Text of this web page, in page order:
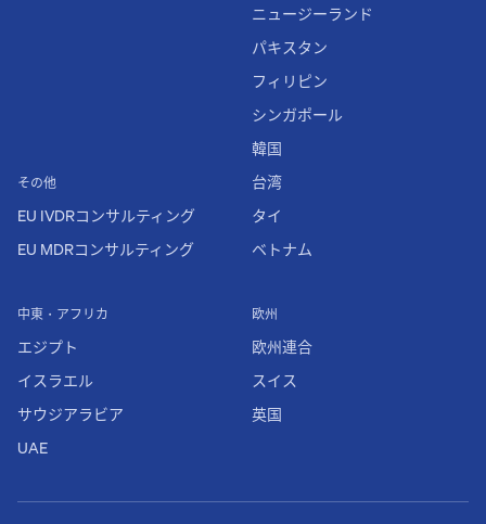
その他
EU IVDRコンサルティング
EU MDRコンサルティング
欧州
欧州連合
スイス
英国
中東・アフリカ
エジプト
イスラエル
サウジアラビア
UAE
ニュージーランド
パキスタン
フィリピン
シンガポール
韓国
台湾
タイ
ベトナム